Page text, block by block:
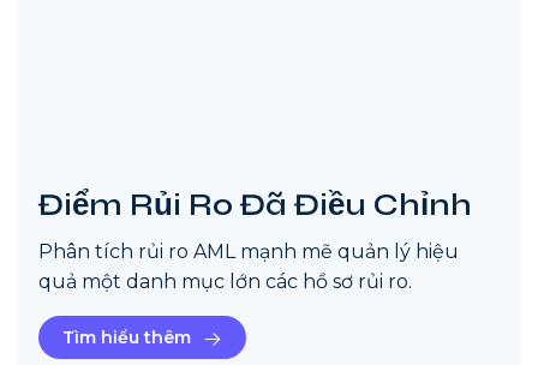
Điểm Rủi Ro Đã Điều Chỉnh
Phân tích rủi ro AML mạnh mẽ quản lý hiệu
quả một danh mục lớn các hồ sơ rủi ro.
Tìm hiểu thêm